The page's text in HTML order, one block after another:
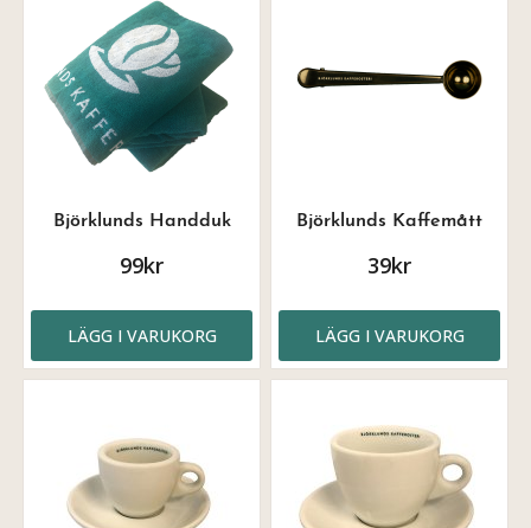
Björklunds Handduk
99kr
LÄGG I VARUKORG
Björklunds Kaffemått
39kr
LÄGG I VARUKORG